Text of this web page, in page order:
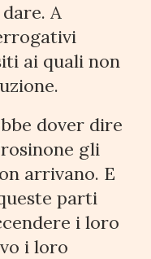
A
ai quali non
dover dire
gli
arrivano. E
parti
i loro
i loro